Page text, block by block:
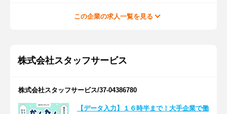
この企業の求人一覧を見る
株式会社スタッフサービス
株式会社スタッフサービス/37-04386780
【データ入力】１６時半まで！大手企業で働